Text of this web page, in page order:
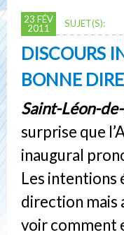
23 FÉV
2011
SUJET(S):
DISCOURS
BONNE
Saint-Léon-
surprise que
inaugural
Les intentions
direction mais
voir comment